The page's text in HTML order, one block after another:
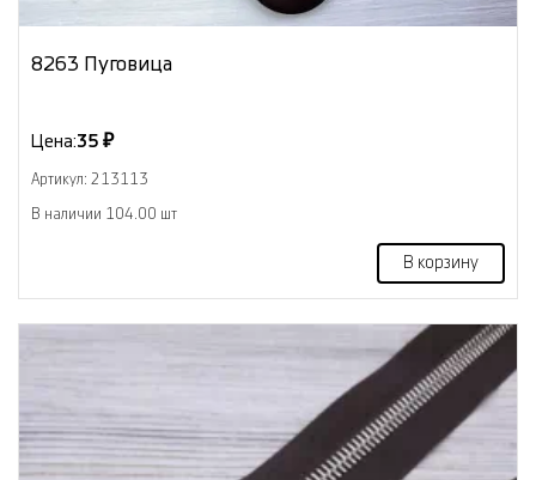
8263 Пуговица
Цена:35 ₽
Артикул: 213113
В наличии 104.00 шт
В корзину